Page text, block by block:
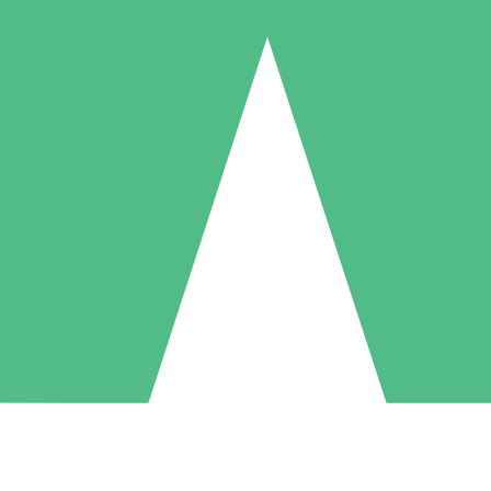
Individuele Creditpakketten
per gebruik met downloadtegoeden. Geen maandelijkse verplichting
5 Downloaden
US$